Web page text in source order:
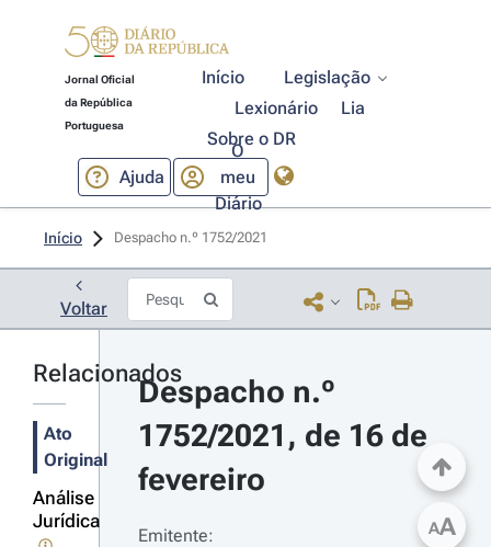
Jornal Oficial
da República
Portuguesa
Início
Legislação
Lexionário
Lia
Sobre o DR
Ajuda
O
meu
Diário
Início Despacho n.º 1752/2021
Voltar
Relacionados
Ato
Original
Análise
Jurídica
Despacho n.º
1752/2021, de 16 de
fevereiro
Emitente:
AA